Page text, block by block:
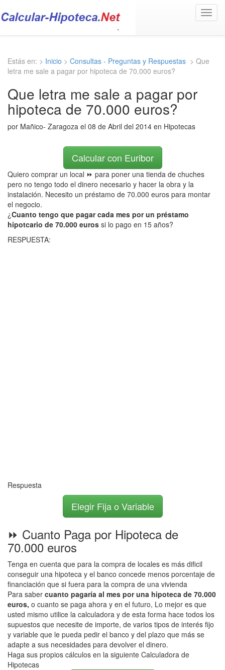
Estás en: > Inicio > Consultas - Preguntas y Respuestas > Que
letra me sale a pagar por hipoteca de 70.000 euros?
Que letra me sale a pagar por
hipoteca de 70.000 euros?
por Mañico- Zaragoza el 08 de Abril del 2014 en Hipotecas
Calcular con Euribor
Quiero comprar un local ⏩ para poner una tienda de chuches
pero no tengo todo el dinero necesario y hacer la obra y la
instalación. Necesito un préstamo de 70.000 euros para montar
el negocio.
¿Cuanto tengo que pagar cada mes por un préstamo
hipotcario de 70.000 euros si lo pago en 15 años?
RESPUESTA:
Respuesta
Elegir Fija o Variable
⏩ Cuanto Paga por Hipoteca de
70.000 euros
Tenga en cuenta que para la compra de locales es más dificil
conseguir una hipoteca y el banco concede menos porcentaje de
financiación que si fuera para la compra de una vivienda
Para saber cuanto pagaría al mes por una hipoteca de 70.000
euros, o cuanto se paga ahora y en el futuro, Lo mejor es que
usted mismo utilice la calculadora y de esta forma hace todos los
supuestos que necesite de importe, de varios tipos de interés fijo
y variable que le pueda pedir el banco y del plazo que más se
adapte a sus necesidades para devolver el dinero.
Haga sus propios cálculos en la siguiente Calculadora de
Hipotecas